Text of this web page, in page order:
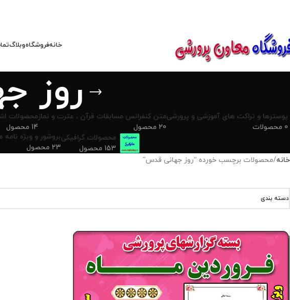
خانهفروشگاهوبلاگ
روز
پوسترها و تراکت های آموزشی و پرورشی
0 محصولات
متن کنفرانس مسابقات قرآن ، عترت و نماز
20 محصول
محصولات
14 محصول
محصولات گرافیکی
153 محصول
بروشور و ویژه نامه
23 محصول
خانه محصولات برچسب خورده “روز جهانی قدس”
دسته بندی